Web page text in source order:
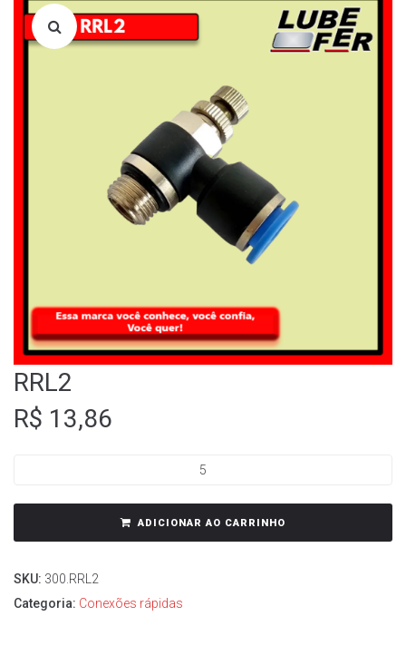
LOJA
RRL2
R$ 13,86
ADICIONAR AO CARRINHO
SKU: 300.RRL2
Categoria: Conexões rápidas